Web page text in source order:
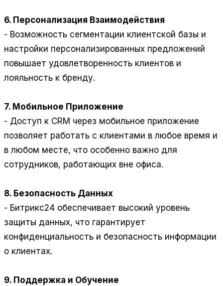
6. Персонализация Взаимодействия
- Возможность сегментации клиентской базы и
настройки персонализированных предложений
повышает удовлетворенность клиентов и
лояльность к бренду.
7. Мобильное Приложение
- Доступ к CRM через мобильное приложение
позволяет работать с клиентами в любое время и
в любом месте, что особенно важно для
сотрудников, работающих вне офиса.
8. Безопасность Данных
- Битрикс24 обеспечивает высокий уровень
защиты данных, что гарантирует
конфиденциальность и безопасность информации
о клиентах.
9. Поддержка и Обучение